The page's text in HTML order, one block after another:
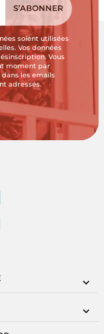
soient utilisées
Vos données
Vous
moment par
les emails
adressés.